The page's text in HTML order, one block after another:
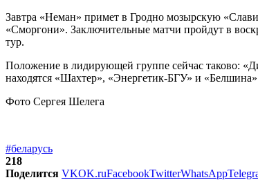
Завтра «Неман» примет в Гродно мозырскую
«Сморгони». Заключительные матчи пройдут в
тур.
Положение в лидирующей группе сейчас таково:
находятся «Шахтер», «Энергетик-БГУ» и
Фото Сергея Шелега
#беларусь
218
Поделится VKOK.ruFacebookTwitterWhatsApp